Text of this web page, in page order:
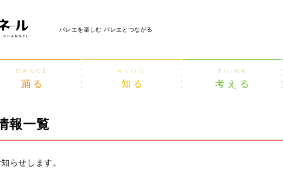
バレエを楽しむ バレエとつながる
DANCE
踊る
KNOW
知る
THINK
考える
報一覧
らせします。